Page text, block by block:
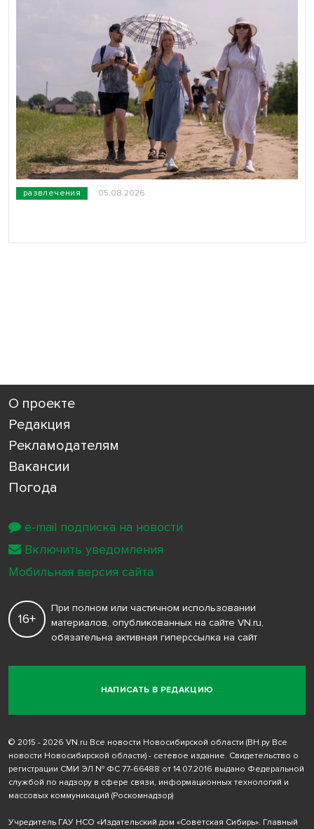
развлечения 05.08.2026
О проекте
Редакция
Рекламодателям
Вакансии
Погода
НАПИСАТЬ В РЕДАКЦИЮ
16+
При полном или частичном использовании
материалов, опубликованных на сайте VN.ru,
обязательна активная гиперссылка на сайт
© 2015 - 2026 VN.ru Все новости Новосибирской области (ВН.ру Все
новости Новосибирской области) - сетевое издание. Свидетельство о
регистрации СМИ ЭЛ № ФС 77-66488 от 14.07.2016 выдано Федеральной
службой по надзору в сфере связи, информационных технологий и
массовых коммуникаций (Роскомнадзор)
Учредитель ГАУ НСО «Издательский дом «Советская Сибирь». Главный
e-mail подписка на новости
Включить уведомления
Мобильная версия сайта